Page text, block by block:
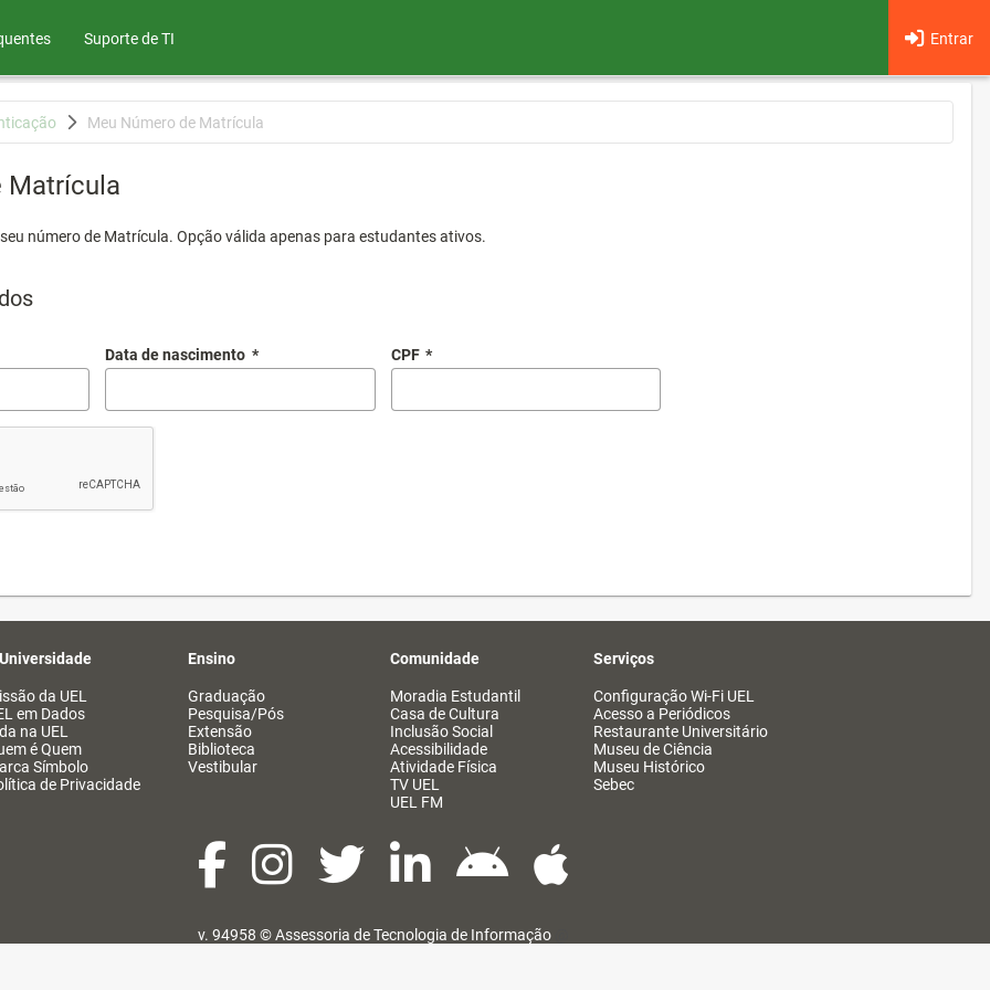
Entrar
Suporte de TI
Meu Número de Matrícula
Matrícula
número de Matrícula. Opção válida apenas para estudantes ativos.
Data de nascimento * CPF *
da UEL
em Dados
na UEL
é Quem
Símbolo
de Privacidade
Ensino
Graduação
Pesquisa/Pós
Extensão
Biblioteca
Vestibular
Comunidade
Moradia Estudantil
Casa de Cultura
Inclusão Social
Acessibilidade
Atividade Física
TV UEL
UEL FM
Serviços
Configuração Wi-Fi UEL
Acesso a Periódicos
Restaurante Universitário
Museu de Ciência
Museu Histórico
Sebec
v. 94958 ©Assessoria de Tecnologia de Informação